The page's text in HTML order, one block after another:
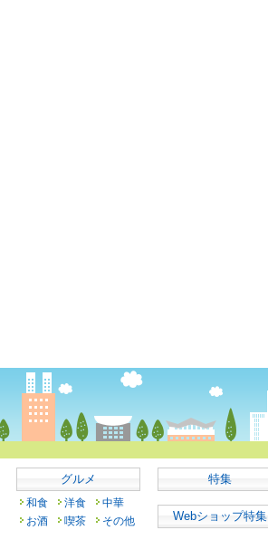
グルメ
和食 洋食
中華
お酒
喫茶 その他
特集
Webショップ特集